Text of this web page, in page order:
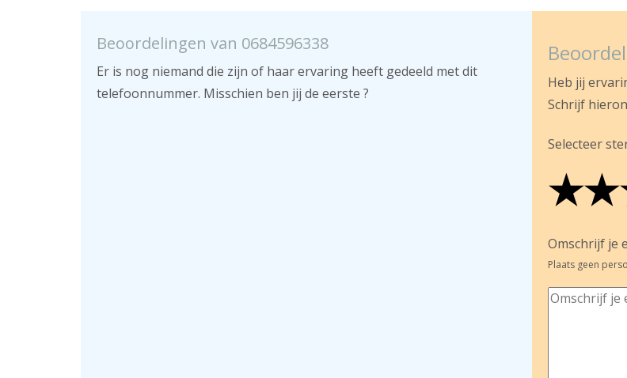
Beoordelingen van 0684596338
Er is nog niemand die zijn of haar ervaring heeft gedeeld met dit
telefoonnummer. Misschien ben jij de eerste ?
Heb jij
Schrijf
Selecteer
★
★★
★★
★★
★★
Omschrijf je
Plaats geen